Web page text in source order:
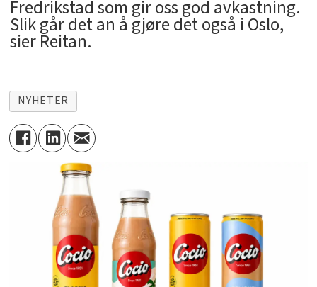
Fredrikstad som gir oss god avkastning.
Slik går det an å gjøre det også i Oslo,
sier Reitan.
NYHETER